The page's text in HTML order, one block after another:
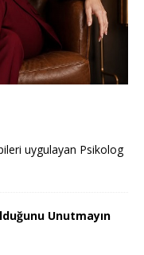
uygulayan Psikolog
Unutmayın